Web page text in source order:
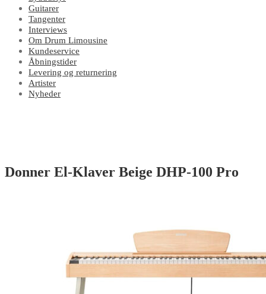
Guitarer
Tangenter
Interviews
Om Drum Limousine
Kundeservice
Åbningstider
Levering og returnering
Artister
Nyheder
Donner El-Klaver Beige DHP-100 Pro